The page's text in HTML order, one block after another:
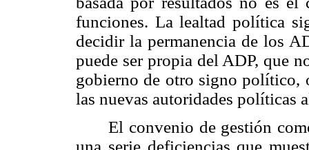
funciones. La lealtad política
decidir la permanencia de los
puede ser propia del ADP, que
gobierno de otro signo político,
las nuevas autoridades políticas
El convenio de gestión